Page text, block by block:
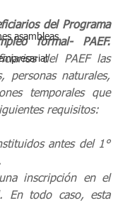
asambleas
del Programa
formal- PAEF.
del PAEF las
personas naturales,
temporales que
requisitos:
antes del 1°
inscripción en el
En todo caso, esta